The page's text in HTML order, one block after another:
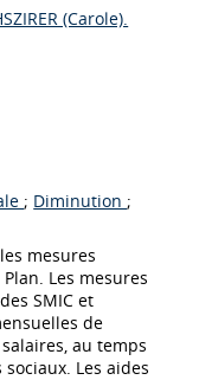
(Carole).
; Diminution ;
Les mesures
SMIC et
de
au temps
Les aides